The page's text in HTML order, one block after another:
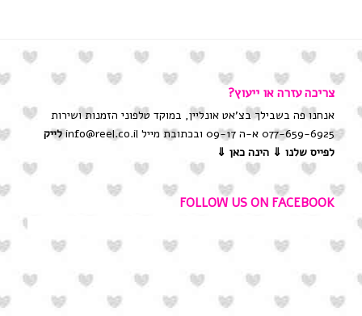
צריכה עזרה או ייעוץ?
אנחנו פה בשבילך בצ'אט אונליין, במוקד טלפוני הזמנות ושירות
077-659-6925 א-ה 09-17 ובכתובת מייל info@reel.co.il
לייק
לפייס שלנו ⇓ הינה כאן ⇓
FOLLOW US ON FACEBOOK